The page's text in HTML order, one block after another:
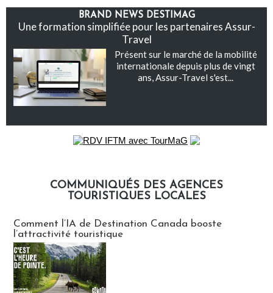
BRAND NEWS DESTIMAG
Une formation simplifiée pour les partenaires Assur-
Travel
Présent sur le marché de la mobilité
internationale depuis plus de vingt
ans, Assur-Travel s'est...
COMMUNIQUÉS DES AGENCES
TOURISTIQUES LOCALES
Comment l’IA de Destination Canada booste
l’attractivité touristique